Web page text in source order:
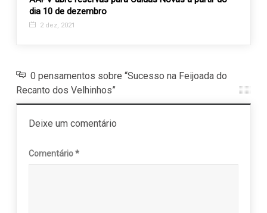
dia 10 de dezembro
2 dez, 2021
0 pensamentos sobre “Sucesso na Feijoada do
Recanto dos Velhinhos”
Deixe um comentário
Comentário*